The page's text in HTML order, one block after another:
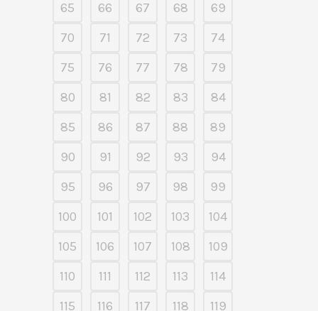
65
66 67 68
69
70
71 72 73
74
75
76 77 78
79
80
81 82 83
84
85
86 87 88
89
90
91 92 93
94
95
96 97 98
99
100
101 102 103
104
105
106 107 108
109
110
111 112 113
114
115
116 117 118
119